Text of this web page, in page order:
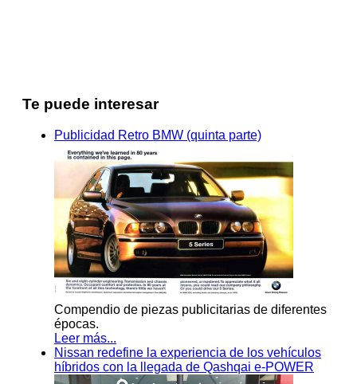
Te puede interesar
Publicidad Retro BMW (quinta parte)
Compendio de piezas publicitarias de diferentes
épocas.
Leer más...
Nissan redefine la experiencia de los vehículos
híbridos con la llegada de Qashqai e-POWER